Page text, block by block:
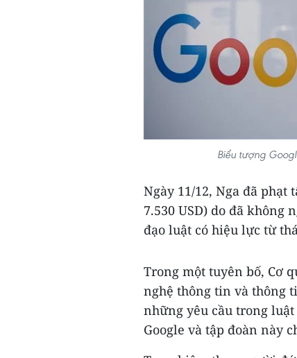
Biểu tượng
Ngày 11/12, Nga đã phạt
7.530 USD) do đã không
đạo luật có hiệu lực từ
Trong một tuyên bố, Cơ
nghệ thông tin và thông
những yêu cầu trong
Google và tập đoàn này